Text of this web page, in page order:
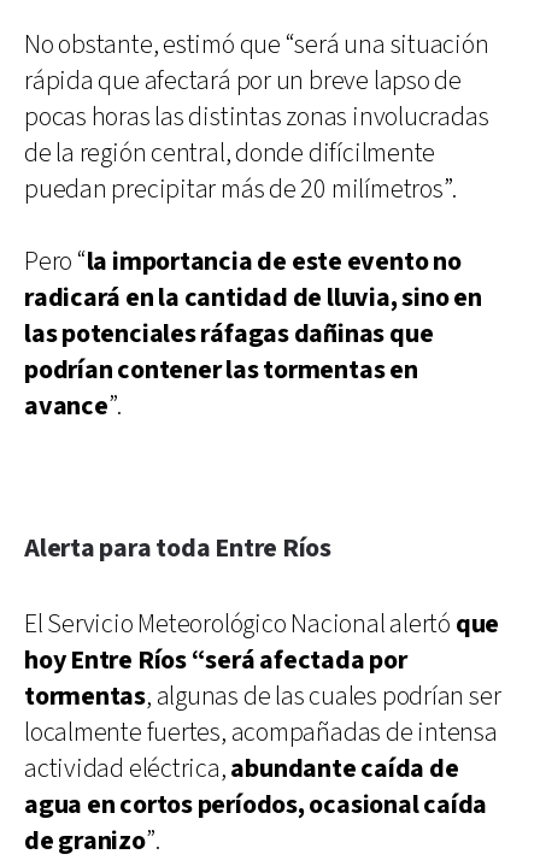
No obstante, estimó que “será una situación
rápida que afectará por un breve lapso de
pocas horas las distintas zonas involucradas
de la región central, donde difícilmente
puedan precipitar más de 20 milímetros”.
Pero “la importancia de este evento no
radicará en la cantidad de lluvia, sino en
las potenciales ráfagas dañinas que
podrían contener las tormentas en
avance”.
Alerta para toda Entre Ríos
El Servicio Meteorológico Nacional alertó que
hoy Entre Ríos “será afectada por
tormentas, algunas de las cuales podrían ser
localmente fuertes, acompañadas de intensa
actividad eléctrica,abundante caída de
agua en cortos períodos, ocasional caída
de granizo”.